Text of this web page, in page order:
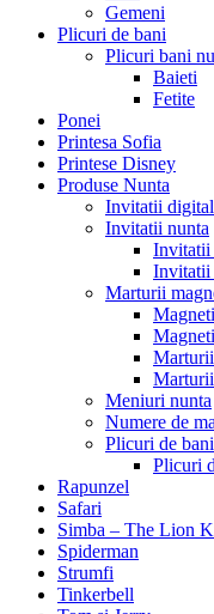
Gemeni
Plicuri de bani
Plicuri bani
Baieti
Fetite
Ponei
Printesa Sofia
Printese Disney
Produse Nunta
Invitatii
Invitatii nunta
Invitatii
Invitatii
Marturii
Marturii
Meniuri nunta
Numere de
Plicuri de
Plicuri
Rapunzel
Safari
Simba – The Lion
Spiderman
Strumfi
Tinkerbell